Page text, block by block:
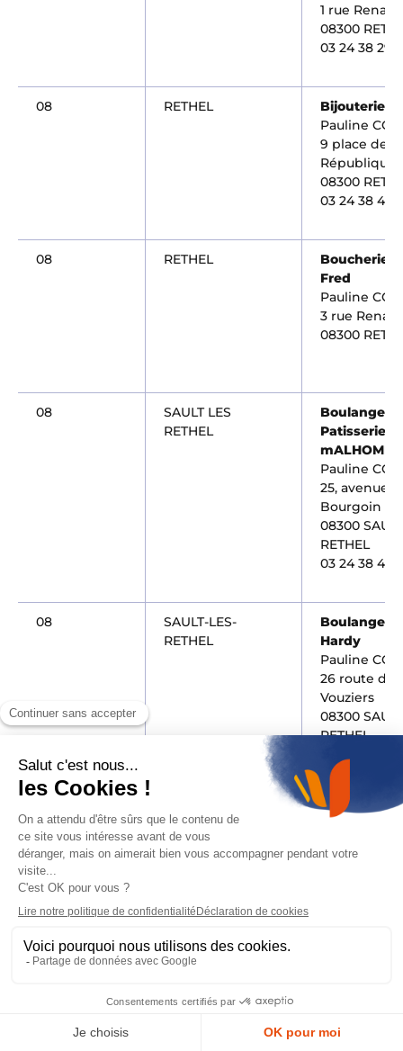
1 rue Renan
08300
03 24 38 29
08 RETHEL
Bijouterie
Pauline
9 place de la
République
08300
03 24 38 43
08 RETHEL
Boucherie
Fred
Pauline
3 rue Renan
08300
08
SAULT LES
RETHEL
Patisserie
mALHOMME
Pauline
25, avenue
Bourgoin
08300
RETHEL
03 24 38 42
08
SAULT-LES-
RETHEL
Boulangerie
Hardy
Pauline
26 route de
Vouziers
08300
RETHEL
RETHEL
Pauline
D26